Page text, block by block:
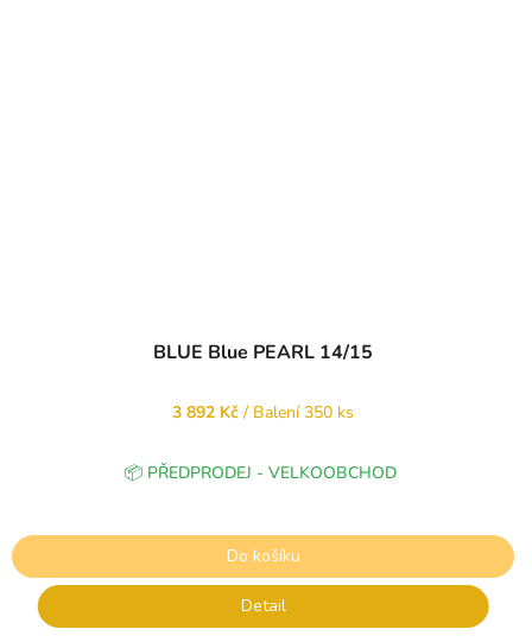
BLUE Blue PEARL 14/15
3 892 Kč / Balení 350 ks
📦 PŘEDPRODEJ - VELKOOBCHOD
Do košíku
Detail